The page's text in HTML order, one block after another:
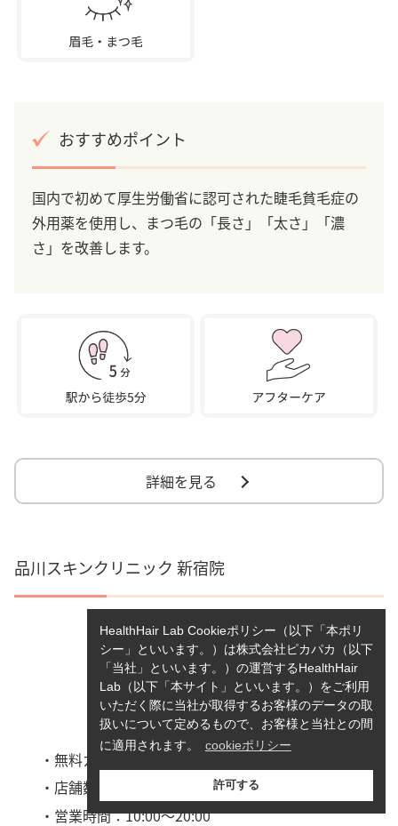
おすすめポイント
国内で初めて厚生労働省に認可された睫毛貧毛症の
外用薬を使用し、まつ毛の「長さ」「太さ」「濃
さ」を改善します。
詳細を見る
品川スキンクリニック 新宿院
・無料カウンセリング：あり
・店舗数：全国23店舗
・営業時間：10:00～20:00
HealthHair Lab Cookieポリシー（以下「本ポリ
シー」といいます。）は株式会社ピカパカ（以下
「当社」といいます。）の運営するHealthHair
Lab（以下「本サイト」といいます。）をご利用
いただく際に当社が取得するお客様のデータの取
扱いについて定めるもので、お客様と当社との間
に適用されます。
cookieポリシー
許可する